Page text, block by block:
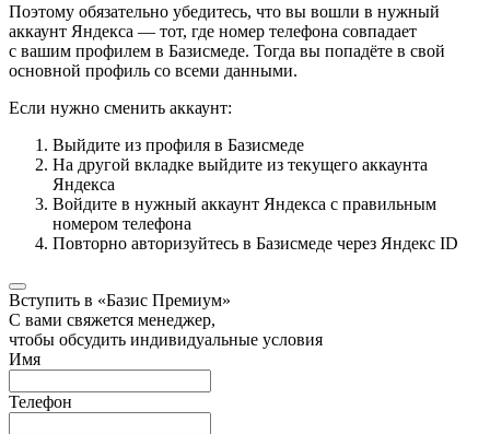
Поэтому обязательно убедитесь, что вы вошли в нужный
аккаунт Яндекса — тот, где номер телефона совпадает
с вашим профилем в Базисмеде. Тогда вы попадёте в свой
основной профиль со всеми данными.
Если нужно сменить аккаунт:
Выйдите из профиля в Базисмеде
На другой вкладке выйдите из текущего аккаунта
Яндекса
Войдите в нужный аккаунт Яндекса с правильным
номером телефона
Повторно авторизуйтесь в Базисмеде через Яндекс ID
Вступить в «Базис Премиум»
С вами свяжется менеджер,
чтобы обсудить индивидуальные условия
Имя
Телефон